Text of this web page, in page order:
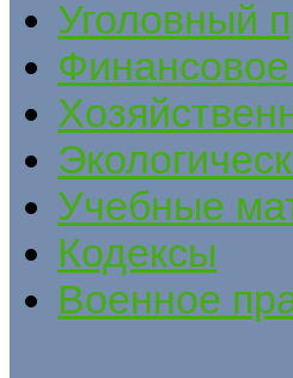
Уголовный
Учебные
Кодексы
Военное